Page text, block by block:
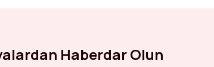
Haberdar Olun